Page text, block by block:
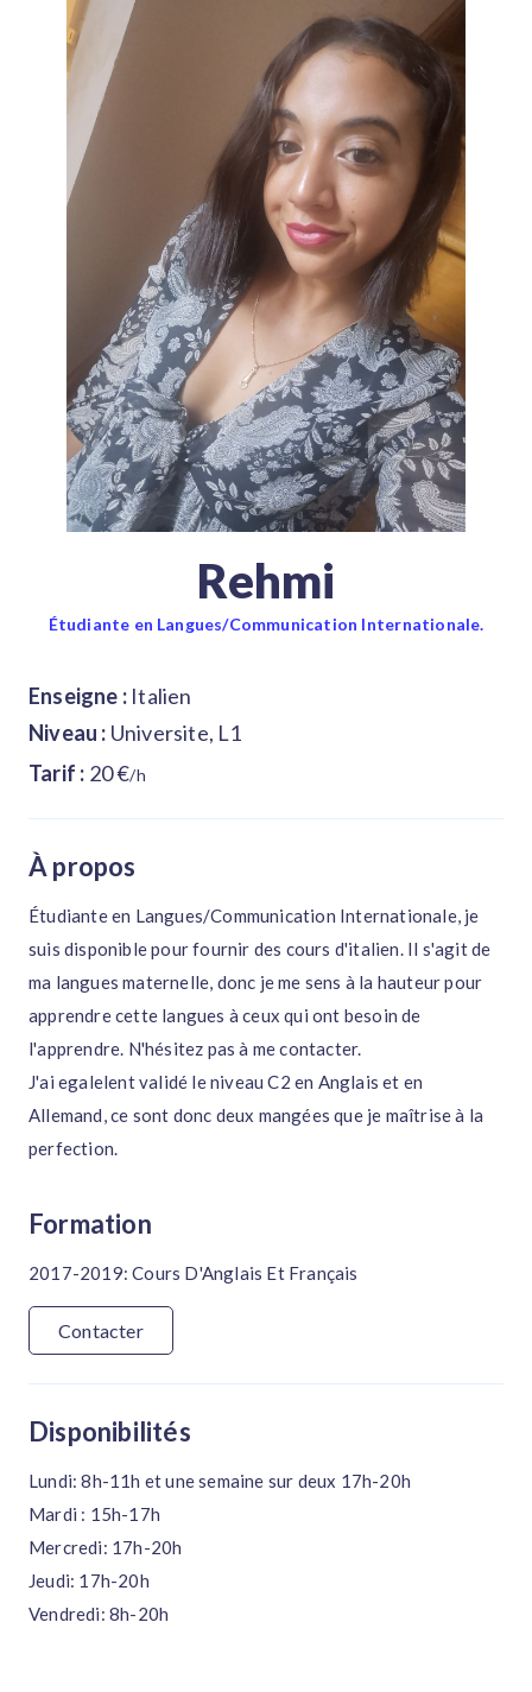
Rehmi
Étudiante en Langues/Communication Internationale.
Enseigne : Italien
Niveau : Universite, L1
Tarif : 20 €/h
À propos
Étudiante en Langues/Communication Internationale, je
suis disponible pour fournir des cours d'italien. Il s'agit de
ma langues maternelle, donc je me sens à la hauteur pour
apprendre cette langues à ceux qui ont besoin de
l'apprendre. N'hésitez pas à me contacter.
J'ai egalelent validé le niveau C2 en Anglais et en
Allemand, ce sont donc deux mangées que je maîtrise à la
perfection.
Formation
2017-2019: Cours D'Anglais Et Français
Contacter
Disponibilités
Lundi: 8h-11h et une semaine sur deux 17h-20h
Mardi : 15h-17h
Mercredi: 17h-20h
Jeudi: 17h-20h
Vendredi: 8h-20h